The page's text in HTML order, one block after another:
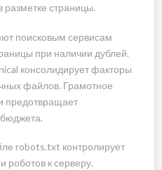
разметке страницы.
поисковым сервисам
при наличии дублей.
консолидирует факторы
файлов. Грамотное
предотвращает
robots.txt контролирует
к серверу.